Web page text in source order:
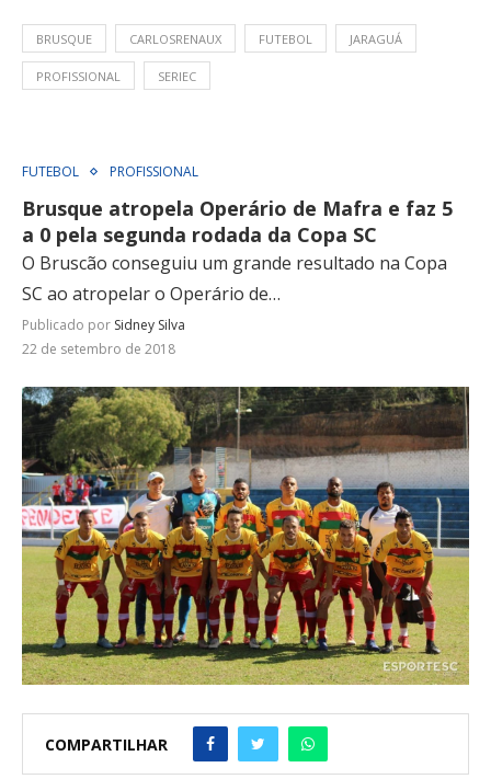
BRUSQUE CARLOSRENAUX FUTEBOL JARAGUÁ
PROFISSIONAL SERIEC
FUTEBOL PROFISSIONAL
Brusque atropela Operário de Mafra e faz 5
a 0 pela segunda rodada da Copa SC
O Bruscão conseguiu um grande resultado na Copa
SC ao atropelar o Operário de…
Publicado por Sidney Silva
22 de setembro de 2018
COMPARTILHAR